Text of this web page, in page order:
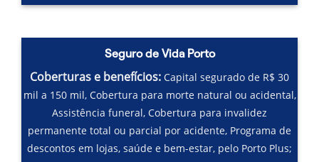
Seguro de Vida Porto
Coberturas e benefícios: Capital segurado de R$ 30
mil a 150 mil, Cobertura para morte natural ou acidental,
Assistência funeral,Cobertura para invalidez
permanente total ou parcial por acidente, Programa de
descontos em lojas, saúde e bem-estar, pelo Porto Plus;